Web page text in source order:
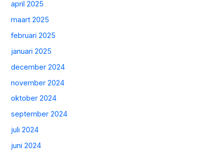
april 2025
maart 2025
februari 2025
januari 2025
december 2024
november 2024
oktober 2024
september 2024
juli 2024
juni 2024